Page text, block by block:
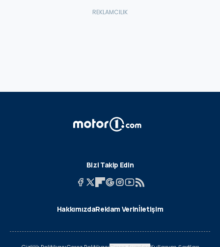
Bizi Takip Edin
HakkımızdaReklam Verinİletişim